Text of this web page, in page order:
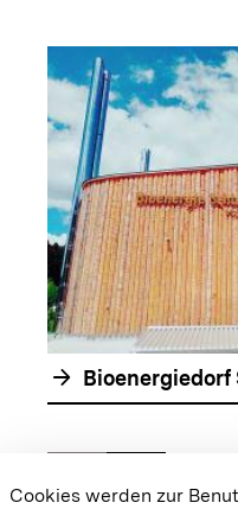
arrow_forward Bioenergiedorf
Zur chevron_rightZur
Cookies werden zur